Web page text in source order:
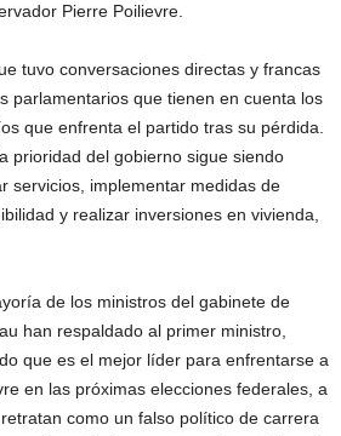
Pierre Poilievre.
tuvo conversaciones directas y francas
parlamentarios que tienen en cuenta los
que enfrenta el partido tras su pérdida.
prioridad del gobierno sigue siendo
servicios, implementar medidas de
y realizar inversiones en vivienda,
de los ministros del gabinete de
han respaldado al primer ministro,
que es el mejor líder para enfrentarse a
en las próximas elecciones federales, a
como un falso político de carrera